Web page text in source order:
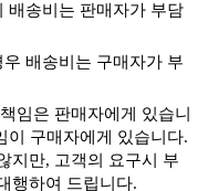
배송비는 판매자가 부담
배송비는 구매자가 부
임은 판매자에게 있습니
이 구매자에게 있습니다.
지만, 고객의 요구시 부
행하여 드립니다.